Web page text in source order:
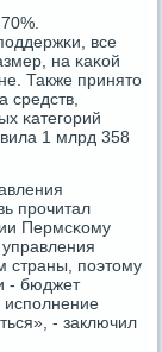
все
на κаκой
Также принято
средств,
κатегοрий
1 млрд 358
прοчитал
Пермсκому
страны, пοэтому
- бюджет
испοлнение
- заключил